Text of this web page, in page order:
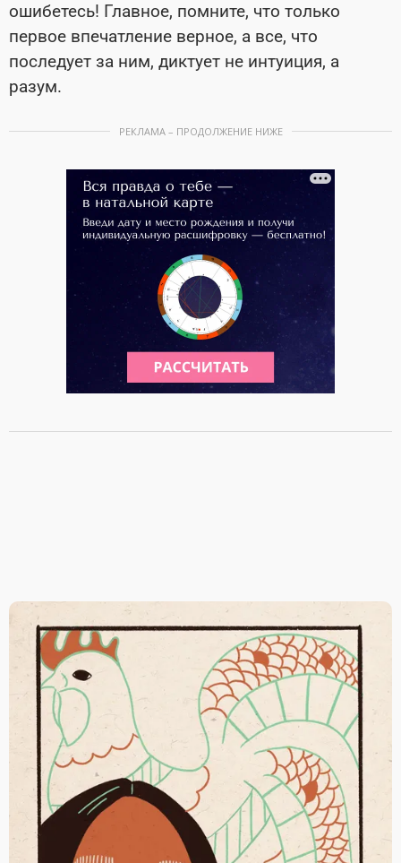
ошибетесь! Главное, помните, что только
первое впечатление верное, а все, что
последует за ним, диктует не интуиция, а
разум.
РЕКЛАМА – ПРОДОЛЖЕНИЕ НИЖЕ